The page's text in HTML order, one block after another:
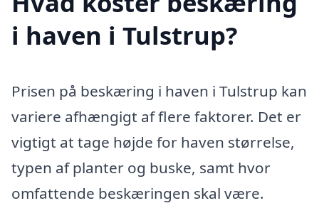
i haven i Tulstrup?
Prisen på beskæring i haven i Tulstrup kan
variere afhængigt af flere faktorer. Det er
vigtigt at tage højde for haven størrelse,
typen af planter og buske, samt hvor
omfattende beskæringen skal være.